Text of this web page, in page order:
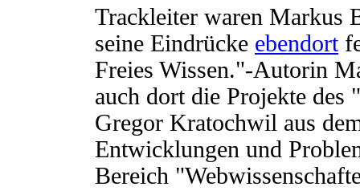
Trackleiter waren Markus
seine Eindrücke ebendort
Freies Wissen."-Autorin
auch dort die Projekte des
Gregor Kratochwil aus
Entwicklungen und
Bereich